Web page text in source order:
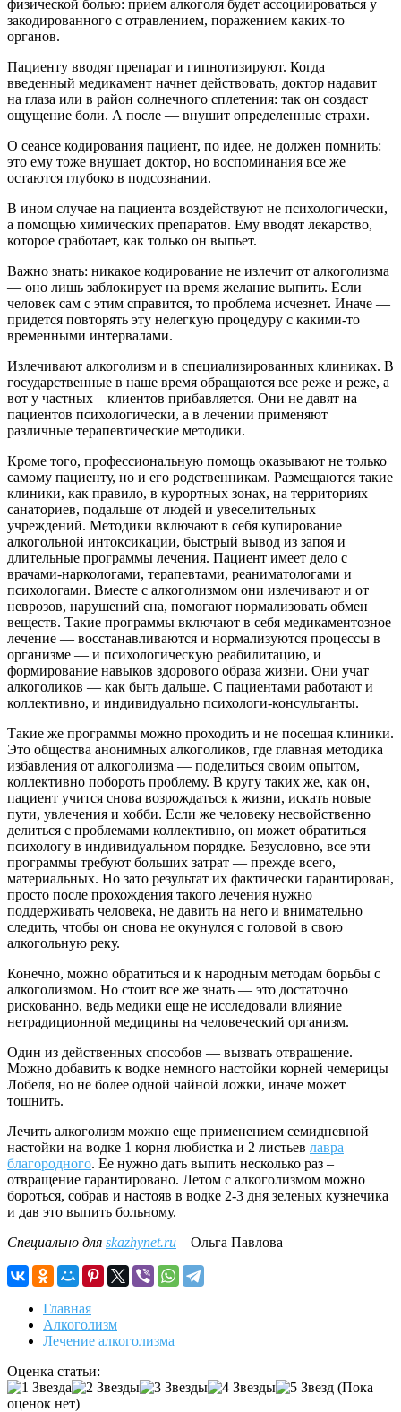
физической болью: прием алкоголя будет ассоциироваться у
закодированного с отравлением, поражением каких-то
органов.
Пациенту вводят препарат и гипнотизируют. Когда
введенный медикамент начнет действовать, доктор надавит
на глаза или в район солнечного сплетения: так он создаст
ощущение боли. А после — внушит определенные страхи.
О сеансе кодирования пациент, по идее, не должен помнить:
это ему тоже внушает доктор, но воспоминания все же
остаются глубоко в подсознании.
В ином случае на пациента воздействуют не психологически,
а помощью химических препаратов. Ему вводят лекарство,
которое сработает, как только он выпьет.
Важно знать: никакое кодирование не излечит от алкоголизма
— оно лишь заблокирует на время желание выпить. Если
человек сам с этим справится, то проблема исчезнет. Иначе —
придется повторять эту нелегкую процедуру с какими-то
временными интервалами.
Излечивают алкоголизм и в специализированных клиниках. В
государственные в наше время обращаются все реже и реже, а
вот у частных – клиентов прибавляется. Они не давят на
пациентов психологически, а в лечении применяют
различные терапевтические методики.
Кроме того, профессиональную помощь оказывают не только
самому пациенту, но и его родственникам. Размещаются такие
клиники, как правило, в курортных зонах, на территориях
санаториев, подальше от людей и увеселительных
учреждений. Методики включают в себя купирование
алкогольной интоксикации, быстрый вывод из запоя и
длительные программы лечения. Пациент имеет дело с
врачами-наркологами, терапевтами, реаниматологами и
психологами. Вместе с алкоголизмом они излечивают и от
неврозов, нарушений сна, помогают нормализовать обмен
веществ. Такие программы включают в себя медикаментозное
лечение — восстанавливаются и нормализуются процессы в
организме — и психологическую реабилитацию, и
формирование навыков здорового образа жизни. Они учат
алкоголиков — как быть дальше. С пациентами работают и
коллективно, и индивидуально психологи-консультанты.
Такие же программы можно проходить и не посещая клиники.
Это общества анонимных алкоголиков, где главная методика
избавления от алкоголизма — поделиться своим опытом,
коллективно побороть проблему. В кругу таких же, как он,
пациент учится снова возрождаться к жизни, искать новые
пути, увлечения и хобби. Если же человеку несвойственно
делиться с проблемами коллективно, он может обратиться
психологу в индивидуальном порядке. Безусловно, все эти
программы требуют больших затрат — прежде всего,
материальных. Но зато результат их фактически гарантирован,
просто после прохождения такого лечения нужно
поддерживать человека, не давить на него и внимательно
следить, чтобы он снова не окунулся с головой в свою
алкогольную реку.
Конечно, можно обратиться и к народным методам борьбы с
алкоголизмом. Но стоит все же знать — это достаточно
рискованно, ведь медики еще не исследовали влияние
нетрадиционной медицины на человеческий организм.
Один из действенных способов — вызвать отвращение.
Можно добавить к водке немного настойки корней чемерицы
Лобеля, но не более одной чайной ложки, иначе может
тошнить.
Лечить алкоголизм можно еще применением семидневной
настойки на водке 1 корня любистка и 2 листьев лавра
благородного. Ее нужно дать выпить несколько раз –
отвращение гарантировано. Летом с алкоголизмом можно
бороться, собрав и настояв в водке 2-3 дня зеленых кузнечика
и дав это выпить больному.
Специально для skazhynet.ru – Ольга Павлова
Главная
Алкоголизм
Лечение алкоголизма
Оценка статьи:
(Пока
оценок нет)